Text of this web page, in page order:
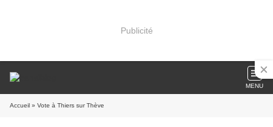
Publicité
MENU
Accueil » Vote à Thiers sur Thève